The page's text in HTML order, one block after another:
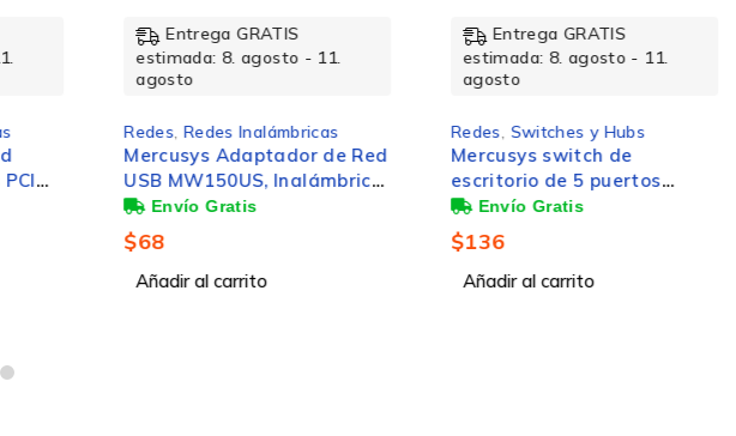
5
Entrega GRATIS
estimada: 8. agosto - 11.
agosto
Redes Redes Inalámbricas
Mercusys Adaptador de Red
USB MW150US, Inalámbrico,
150Mbit/s, Banda 2.4 GHz
$68
Añadir al carrito
Entrega GRATIS
estimada: 8. agosto - 11.
agosto
Redes Switches y Hubs
Mercusys switch de
escritorio de 5 puertos
10/100 /1000 Mbps
$136
Añadir al carrito